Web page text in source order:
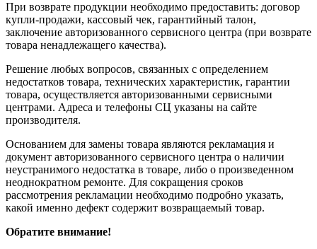
При возврате продукции необходимо предоставить: договор
купли-продажи, кассовый чек, гарантийный талон,
заключение авторизованного сервисного центра (при возврате
товара ненадлежащего качества).
Решение любых вопросов, связанных с определением
недостатков товара, технических характеристик, гарантии
товара, осуществляется авторизованными сервисными
центрами. Адреса и телефоны СЦ указаны на сайте
производителя.
Основанием для замены товара являются рекламация и
документ авторизованного сервисного центра о наличии
неустранимого недостатка в товаре, либо о произведенном
неоднократном ремонте. Для сокращения сроков
рассмотрения рекламации необходимо подробно указать,
какой именно дефект содержит возвращаемый товар.
Обратите внимание!